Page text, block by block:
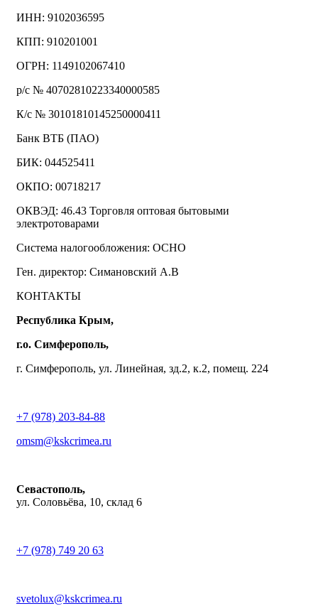
ИНН: 9102036595
КПП: 910201001
ОГРН: 1149102067410
р/с № 40702810223340000585
К/с № 30101810145250000411
Банк ВТБ (ПАО)
БИК: 044525411
ОКПО: 00718217
ОКВЭД: 46.43 Торговля оптовая бытовыми
электротоварами
Система налогообложения: ОСНО
Ген. директор: Симановский А.В
КОНТАКТЫ
Республика Крым,
г.о. Симферополь,
г. Симферополь, ул. Линейная, зд.2, к.2, помещ. 224
+7 (978) 203-84-88
omsm@kskcrimea.ru
Севастополь,
ул. Соловьёва, 10, склад 6
+7 (978) 749 20 63
svetolux@kskcrimea.ru